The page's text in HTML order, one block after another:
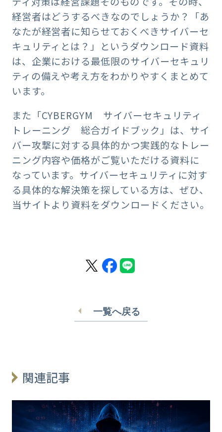
経営者はどうするべきなのでしょうか？「あ
なたが経営者に知らせておくべきサイバーセ
キュリティとは？」というダウンロード資料
は、企業における最低限のサイバーセキュリ
ティの備えや考え方をわかりやすくまとめて
います。
また「CYBERGYM サイバーセキュリティ
トレーニング 総合ガイドブック」は、サイ
バー攻撃に対する具体的かつ実践的なトレー
ニング内容や価格がご覧いただける資料に
なっています。サイバーセキュリティに対す
る具体的な解決策を探している方は、ぜひ、
当サイトより資料をダウンロードください。
一覧へ戻る
関連記事